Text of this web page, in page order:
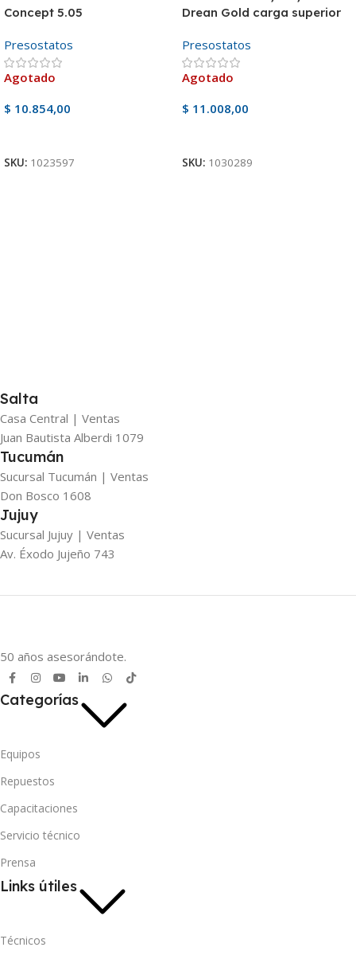
Concept 5.05
Presostatos
Agotado
$ 10.854,00
SKU: 1023597
Drean Gold carga superior
Presostatos
Agotado
$ 11.008,00
SKU: 1030289
Salta
Casa Central | Ventas
Juan Bautista Alberdi 1079
Tucumán
Sucursal Tucumán | Ventas
Don Bosco 1608
Jujuy
Sucursal Jujuy | Ventas
Av. Éxodo Jujeño 743
50 años asesorándote.
Categorías
Equipos
Repuestos
Capacitaciones
Servicio técnico
Prensa
Links útiles
Técnicos